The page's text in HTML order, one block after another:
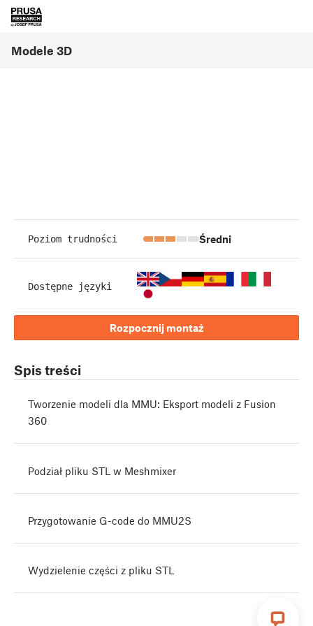
Modele 3D
Poziom trudności Średni
Dostępne języki
Rozpocznij montaż
Spis treści
Tworzenie modeli dla MMU: Eksport modeli z Fusion
360
Podział pliku STL w Meshmixer
Przygotowanie G-code do MMU2S
Wydzielenie części z pliku STL